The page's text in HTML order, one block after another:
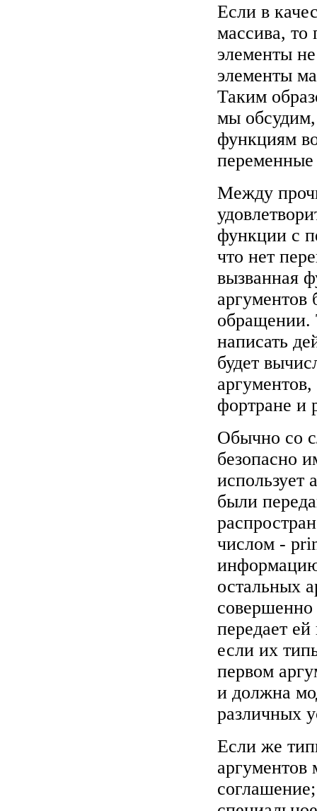
Если в
массива, то
элементы
элементы
Таким
мы обсудим,
функциям
Между
функции с
что нет
вызванная
аргументов
обращении.
написать
будет
фортране и
Обычно со
безопасно
использует
были
числом -
остальных
передает
если их
первом
и должна
различных
Если же
аргументов